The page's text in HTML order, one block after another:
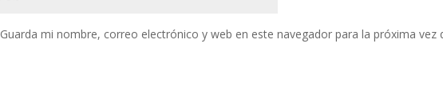
Guarda mi nombre, correo electrónico y web en este navegador para la próxima vez